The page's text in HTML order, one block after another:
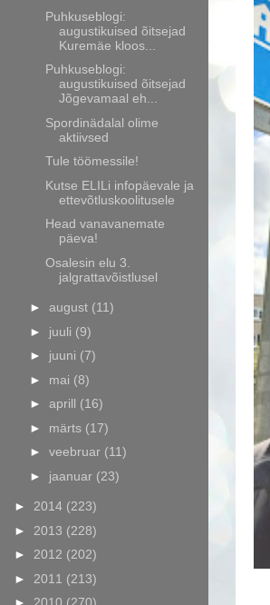
Puhkuseblogi:
augustikuised õitsejad
Kuremäe kloos...
Puhkuseblogi:
augustikuised õitsejad
Jõgevamaal eh...
Spordinädalal olime
aktiivsed
Tule töömessile!
Kutse ELILi infopäevale ja
ettevõtluskoolitusele
Head vanavanemate
päeva!
Osalesin elu 3.
jalgrattavõistlusel
► august (11)
► juuli (9)
► juuni (7)
► mai (8)
► aprill (16)
► märts (17)
► veebruar (11)
► jaanuar (23)
► 2014 (223)
► 2013 (228)
► 2012 (202)
► 2011 (213)